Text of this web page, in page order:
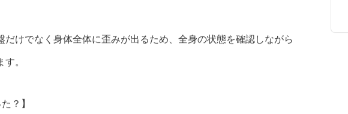
だけでなく身体全体に歪みが出るため、全身の状態を確認しながら
。
？】